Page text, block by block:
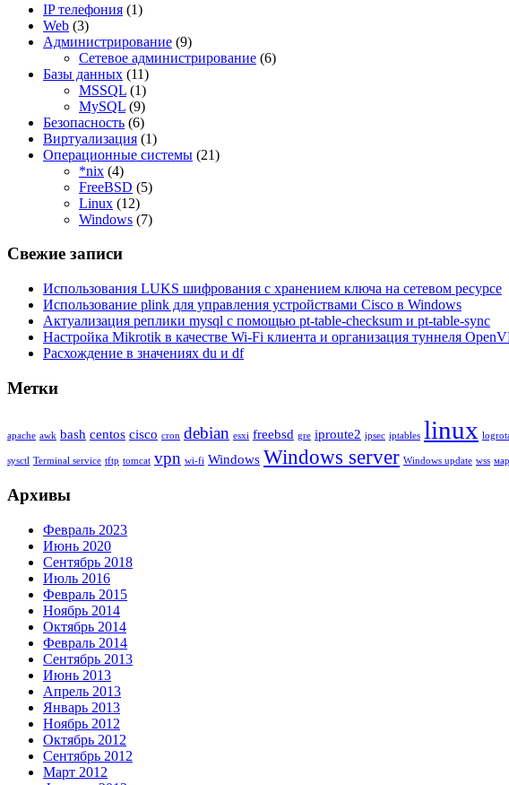
IP телефония (1)
Web (3)
Администрирование (9)
Сетевое администрирование (6)
Базы данных (11)
MSSQL (1)
MySQL (9)
Безопасность (6)
Виртуализация (1)
Операционные системы (21)
*nix (4)
FreeBSD (5)
Linux (12)
Windows (7)
Свежие записи
Использования LUKS шифрования с хранением ключа на сетевом ресурсе
Использование plink для управления устройствами Cisco в Windows
Актуализация реплики mysql с помощью pt-table-checksum и pt-table-sync
Настройка Mikrotik в качестве Wi-Fi клиента и организация туннеля
Расхождение в значениях du и df
Метки
apache awk bash centos cisco cron debian esxi freebsd gre iproute2 ipsec iptables linux
sysctl Terminal service tftp tomcat vpn wi-fi Windows Windows server Windows update wss
Архивы
Февраль 2023
Июнь 2020
Сентябрь 2018
Июль 2016
Февраль 2015
Ноябрь 2014
Октябрь 2014
Февраль 2014
Сентябрь 2013
Июнь 2013
Апрель 2013
Январь 2013
Ноябрь 2012
Октябрь 2012
Сентябрь 2012
Март 2012